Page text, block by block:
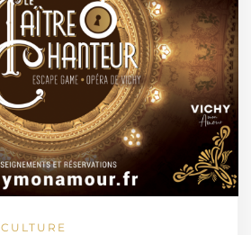
CULTURE